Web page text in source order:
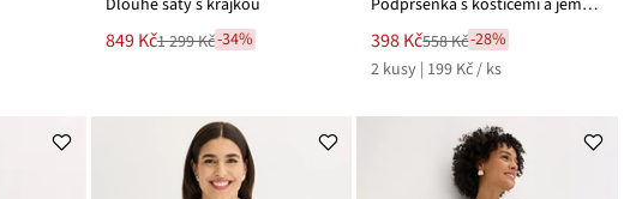
Nová
849 Kč
Zlevněno
1 299 Kč
1 299 Kč-34% Nová
cena
je
398 Kč
Zlevněno
z
558 Kč
558 Kč-28%
2 kusy | 199 Kč / ks